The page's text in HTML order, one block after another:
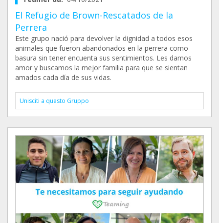
El Refugio de Brown-Rescatados de la
Perrera
Este grupo nació para devolver la dignidad a todos esos
animales que fueron abandonados en la perrera como
basura sin tener encuenta sus sentimientos. Les damos
amor y buscamos la mejor familia para que se sientan
amados cada día de sus vidas.
Unisciti a questo Gruppo